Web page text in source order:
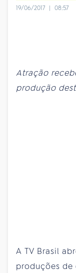
19/06/2017 | 08:57
Atração
produção
A TV Brasil
produções